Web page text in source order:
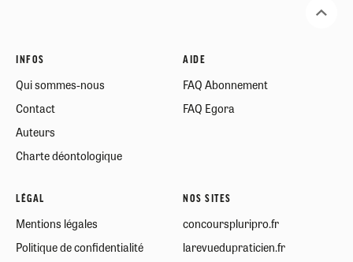
INFOS
Qui sommes-nous
Contact
Auteurs
Charte déontologique
AIDE
FAQ Abonnement
FAQ Egora
LÉGAL
Mentions légales
Politique de confidentialité
NOS SITES
concourspluripro.fr
larevuedupraticien.fr